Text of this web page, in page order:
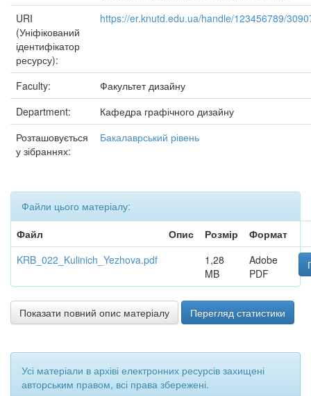
URI
(Уніфікований
ідентифікатор
ресурсу):
https://er.knutd.edu.ua/handle/123456789/
Faculty:
Факультет дизайну
Department:
Кафедра графічного дизайну
Розташовується
у зібраннях:
Бакалаврський рівень
Файли цього матеріалу:
Файл
Опис Розмір
Формат
KRB_022_Kulinich_Yezhova.pdf
1,28
MB
Adobe
PDF
Показати повний опис матеріалу Перегляд статистики
Усі матеріали в архіві електронних ресурсів захищені
авторським правом, всі права збережені.